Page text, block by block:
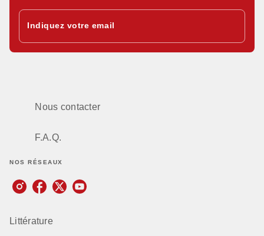
Indiquez votre email
Nous contacter
F.A.Q.
NOS RÉSEAUX
Littérature